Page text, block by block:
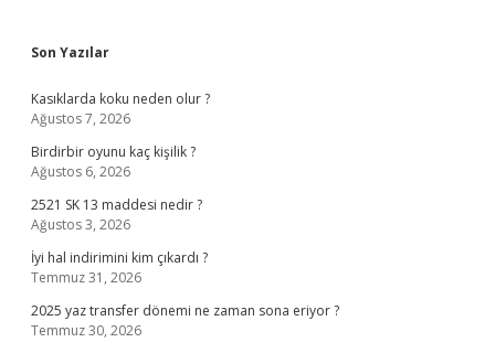
Sidebar
Son Yazılar
Kasıklarda koku neden olur ?
Ağustos 7, 2026
Birdirbir oyunu kaç kişilik ?
Ağustos 6, 2026
2521 SK 13 maddesi nedir ?
Ağustos 3, 2026
İyi hal indirimini kim çıkardı ?
Temmuz 31, 2026
2025 yaz transfer dönemi ne zaman sona eriyor ?
Temmuz 30, 2026